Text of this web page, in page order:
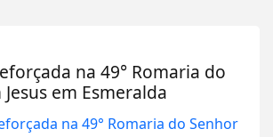
na 49° Romaria do
em Esmeralda